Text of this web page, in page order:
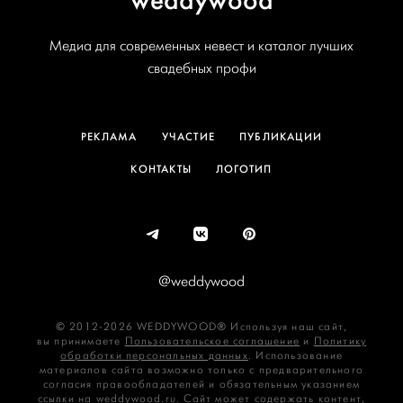
Медиа для современных невест и каталог лучших
свадебных профи
РЕКЛАМА УЧАСТИЕ ПУБЛИКАЦИИ
КОНТАКТЫ ЛОГОТИП
@weddywood
© 2012-2026 WEDDYWOOD® Используя наш сайт,
вы принимаете
Пользовательское соглашение и
Политику
обработки персональных данных. Использование
материалов сайта возможно только с предварительного
согласия правообладателей и обязательным указанием
ссылки на weddywood.ru. Сайт может содержать контент,